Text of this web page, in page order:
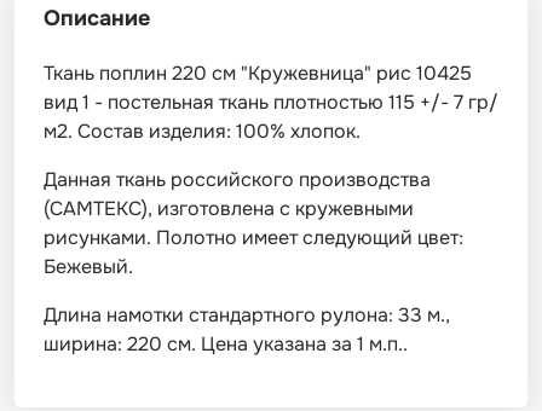
Описание
Ткань поплин 220 см "Кружевница" рис 10425
вид 1 - постельная ткань плотностью 115 +/- 7 гр/
м2. Состав изделия: 100% хлопок.
Данная ткань российского производства
(САМТЕКС), изготовлена с кружевными
рисунками. Полотно имеет следующий цвет:
Бежевый.
Длина намотки стандартного рулона: 33 м.,
ширина: 220 см. Цена указана за 1 м.п..